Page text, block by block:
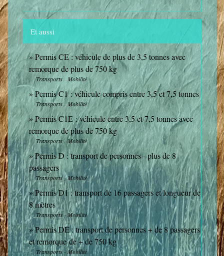
Et aussi
Permis CE : véhicule de plus de 3,5 tonnes avec
remorque de plus de 750 kg
Transports - Mobilité
Permis C1 : véhicule compris entre 3,5 et 7,5 tonnes
Transports - Mobilité
Permis C1E : véhicule entre 3,5 et 7,5 tonnes avec
remorque de plus de 750 kg
Transports - Mobilité
Permis D : transport de personnes - plus de 8
passagers
Transports - Mobilité
Permis D1 : transport de 16 passagers et longueur de
8 mètres
Transports - Mobilité
Permis DE : transport de personnes + de 8 passagers
et remorque de + de 750 kg
Transports - Mobilité